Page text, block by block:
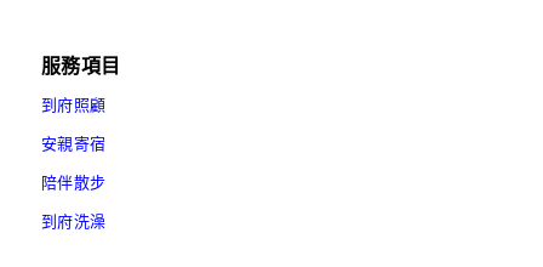
服務項目
到府照顧
安親寄宿
陪伴散步
到府洗澡